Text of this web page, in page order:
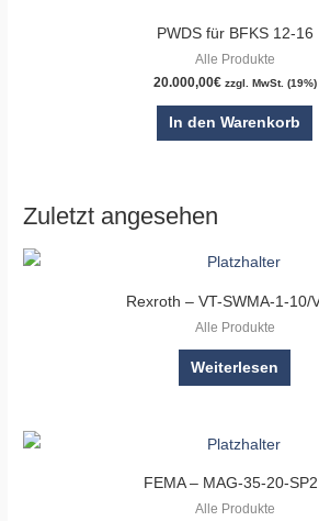
PWDS für BFKS 12-16
Alle Produkte
20.000,00€ zzgl. MwSt. (19%)
In den Warenkorb
Zuletzt angesehen
Rexroth – VT-SWMA-1-10/
Alle Produkte
Weiterlesen
FEMA – MAG-35-20-
Alle Produkte